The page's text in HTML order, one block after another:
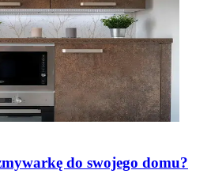
do swojego domu?